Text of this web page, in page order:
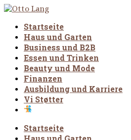
Startseite
Haus und Garten
Business und B2B
Essen und Trinken
Beauty und Mode
Finanzen
Ausbildung und Karriere
Vi Støtter
Startseite